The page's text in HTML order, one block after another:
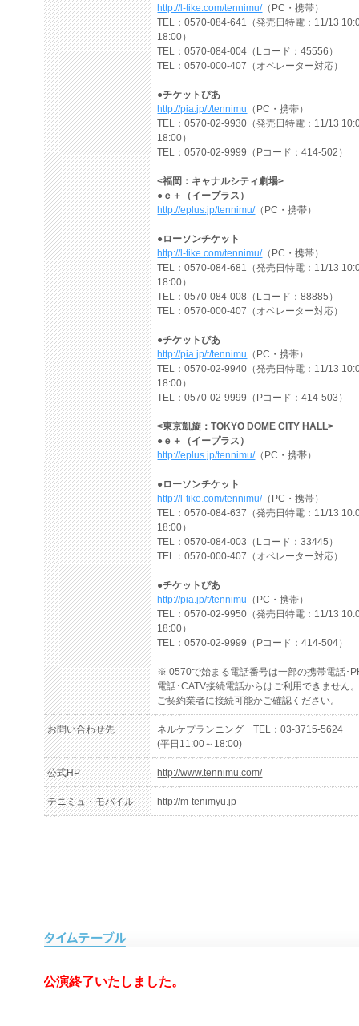
http://l-tike.com/tennimu/（PC・携帯）
TEL：0570-084-641（発売日特電：11/13
18:00）
TEL：0570-084-004（Lコード：45556）
TEL：0570-000-407（オペレーター対応）
●チケットぴあ
http://pia.jp/t/tennimu （PC・携帯）
TEL：0570-02-9930（発売日特電：11/13
18:00）
TEL：0570-02-9999（Pコード：414-502）
<福岡：キャナルシティ劇場>
●ｅ＋（イープラス）
http://eplus.jp/tennimu/（PC・携帯）
●ローソンチケット
http://l-tike.com/tennimu/（PC・携帯）
TEL：0570-084-681（発売日特電：11/13
18:00）
TEL：0570-084-008（Lコード：88885）
TEL：0570-000-407（オペレーター対応）
●チケットぴあ
http://pia.jp/t/tennimu （PC・携帯）
TEL：0570-02-9940（発売日特電：11/13
18:00）
TEL：0570-02-9999（Pコード：414-503）
<東京凱旋：TOKYO DOME CITY HALL>
●ｅ＋（イープラス）
http://eplus.jp/tennimu/（PC・携帯）
●ローソンチケット
http://l-tike.com/tennimu/（PC・携帯）
TEL：0570-084-637（発売日特電：11/13
18:00）
TEL：0570-084-003（Lコード：33445）
TEL：0570-000-407（オペレーター対応）
●チケットぴあ
http://pia.jp/t/tennimu （PC・携帯）
TEL：0570-02-9950（発売日特電：11/13
18:00）
TEL：0570-02-9999（Pコード：414-504）
※ 0570で始まる電話番号は一部の携帯電話･
電話･CATV接続電話からはご利用できません
ご契約業者に接続可能かご確認ください。
お問い合わせ先
ネルケプランニング TEL：03-3715-5624
(平日11:00～18:00)
公式HP http://www.tennimu.com/
テニミュ・モバイル http://m-tenimyu.jp
公演終了いたしました。